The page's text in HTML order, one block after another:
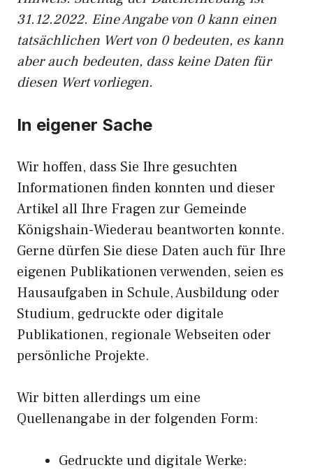
31.12.2022. Eine Angabe von 0 kann einen
tatsächlichen Wert von 0 bedeuten, es kann
aber auch bedeuten, dass keine Daten für
diesen Wert vorliegen.
In eigener Sache
Wir hoffen, dass Sie Ihre gesuchten
Informationen finden konnten und dieser
Artikel all Ihre Fragen zur Gemeinde
Königshain-Wiederau beantworten konnte.
Gerne dürfen Sie diese Daten auch für Ihre
eigenen Publikationen verwenden, seien es
Hausaufgaben in Schule, Ausbildung oder
Studium, gedruckte oder digitale
Publikationen, regionale Webseiten oder
persönliche Projekte.
Wir bitten allerdings um eine
Quellenangabe in der folgenden Form:
Gedruckte und digitale Werke: